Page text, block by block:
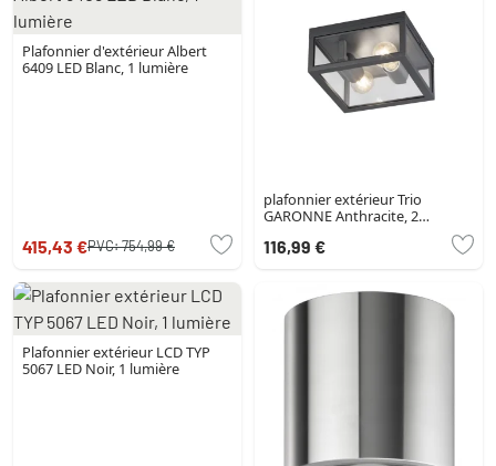
Plafonnier d'extérieur Albert
6409 LED Blanc, 1 lumière
415,43 €PVC:754,99 €
plafonnier extérieur Trio
GARONNE Anthracite, 2
116,99 €
Plafonnier extérieur LCD TYP
5067 LED Noir, 1 lumière